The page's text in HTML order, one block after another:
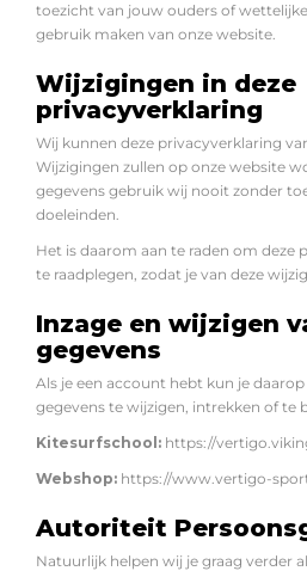
toezicht van jouw ouders of
gebruik maken van onze website.
Wijzigingen in deze
privacyverklaring
Wij kunnen deze privacyverklaring
Wijzigingen zullen op onze website
gegevens gebruik wij nooit zonder
doeleinden.
Het is daarom aan te raden om deze
te raadplegen, zodat je van deze
Inzage en wijzigen
gegevens
Als je een account hebt kun je
gegevens te wijzigen, intrekken of te
Kitesurfschool: https://
Webshop: https://www.vertigo-
Autoriteit
Natuurlijk helpen wij je graag verder